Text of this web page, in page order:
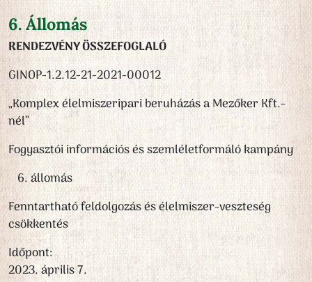
6. Állomás
RENDEZVÉNY ÖSSZEFOGLALÓ
GINOP-1.2.12-21-2021-00012
„Komplex élelmiszeripari beruházás a Mezőker Kft.-
nél”
Fogyasztói információs és szemléletformáló kampány
állomás
Fenntartható feldolgozás és élelmiszer-veszteség
csökkentés
Időpont:
2023. április 7.